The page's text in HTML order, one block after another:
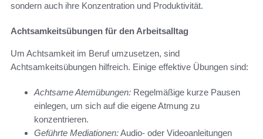
sondern auch ihre Konzentration und Produktivität.
Achtsamkeitsübungen für den Arbeitsalltag
Um Achtsamkeit im Beruf umzusetzen, sind
Achtsamkeitsübungen hilfreich. Einige effektive Übungen sind:
Achtsame Atemübungen: Regelmäßige kurze Pausen
einlegen, um sich auf die eigene Atmung zu
konzentrieren.
Geführte Mediationen:Audio- oder Videoanleitungen